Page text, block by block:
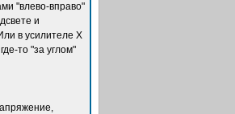
"влево-вправо"
и
в усилителе Х
то "за углом"